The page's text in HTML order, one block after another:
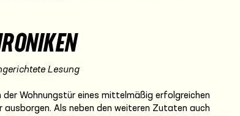
Lesung
der Wohnungstür eines mittelmäßig erfolgreichen
ausborgen. Als neben den weiteren Zutaten auch